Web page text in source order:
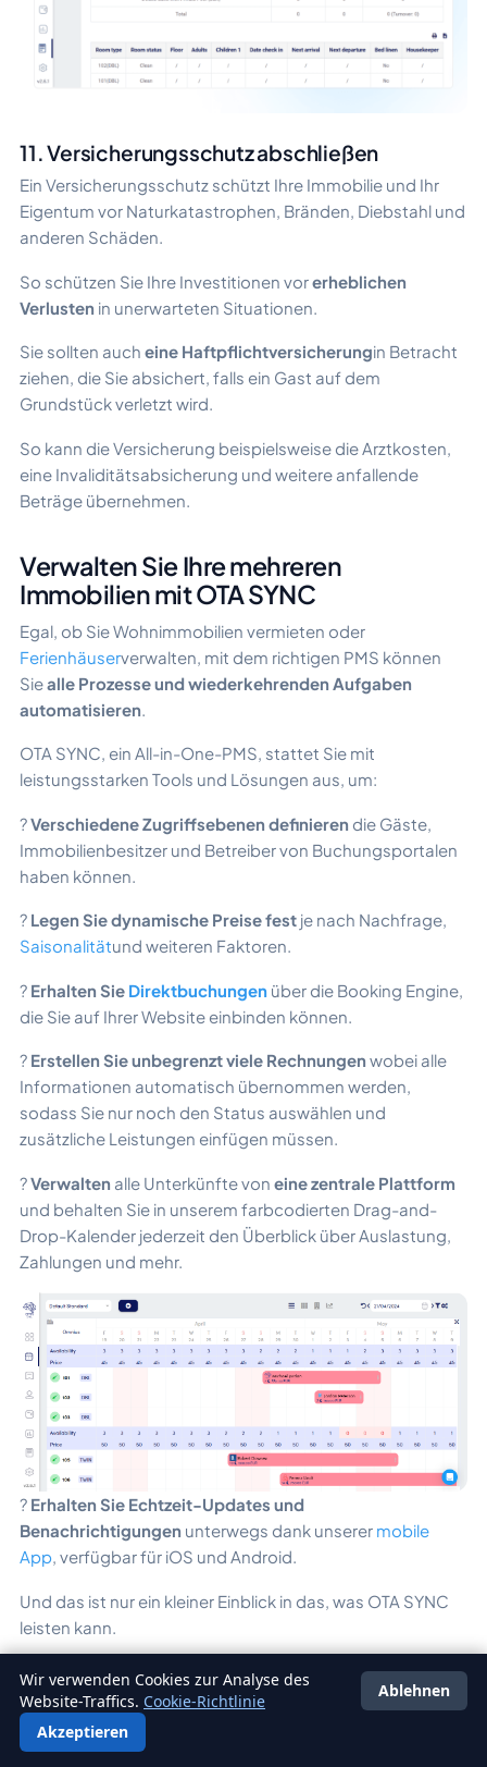
11. Versicherungsschutz abschließen
Ein Versicherungsschutz schützt Ihre Immobilie und Ihr
Eigentum vor Naturkatastrophen, Bränden, Diebstahl und
anderen Schäden.
So schützen Sie Ihre Investitionen vorerheblichen
Verlusten in unerwarteten Situationen.
Sie sollten auch eine Haftpflichtversicherungin Betracht
ziehen, die Sie absichert, falls ein Gast auf dem
Grundstück verletzt wird.
So kann die Versicherung beispielsweise die Arztkosten,
eine Invaliditätsabsicherung und weitere anfallende
Beträge übernehmen.
Verwalten Sie Ihre mehreren
Immobilien mit OTA SYNC
Egal, ob Sie Wohnimmobilien vermieten oder
Ferienhäuserverwalten, mit dem richtigen PMS können
Siealle Prozesse und wiederkehrenden Aufgaben
automatisieren
OTA SYNC, ein All-in-One-PMS, stattet Sie mit
leistungsstarken Tools und Lösungen aus, um:
?Verschiedene Zugriffsebenen definieren die Gäste,
Immobilienbesitzer und Betreiber von Buchungsportalen
haben können.
? Legen Sie dynamische Preise fest je nach Nachfrage,
Saisonalitätund weiteren Faktoren.
? Erhalten Sie Direktbuchungen über die Booking Engine,
die Sie auf Ihrer Website einbinden können.
? Erstellen Sieunbegrenzt viele Rechnungen wobei alle
Informationen automatisch übernommen werden,
sodass Sie nur noch den Status auswählen und
zusätzliche Leistungen einfügen müssen.
?Verwalten alle Unterkünfte von eine zentrale Plattform
und behalten Sie in unserem farbcodierten Drag-and-
Drop-Kalender jederzeit den Überblick über Auslastung,
Zahlungen und mehr.
? Erhalten Sie Echtzeit-Updates und
Benachrichtigungen unterwegs dank unserer mobile
App, verfügbar für iOS und Android.
Und das ist nur ein kleiner Einblick in das, was OTA SYNC
leisten kann.
Neugierig, mehr zu erfahren?
Starten Sie Ihre 14-tägige kostenlose Testphasemit
Zugriff auf alle Funktionen und machen Sie die
Wir verwenden Cookies zur Analyse des
Website-Traffics. Cookie-Richtlinie
Ablehnen
Akzeptieren
Deutsch